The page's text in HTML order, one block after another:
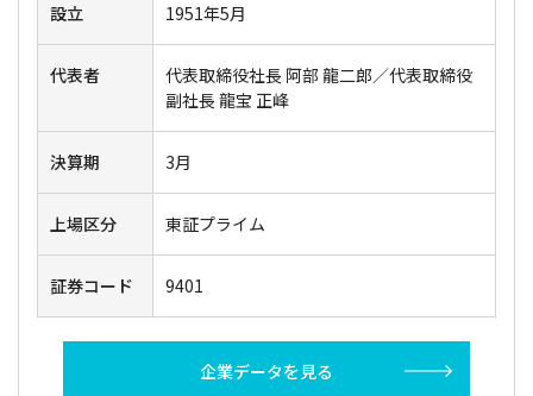
設立 1951年5月
代表者
代表取締役社長 阿部 龍二郎／代表取締役
副社長 龍宝 正峰
決算期 3月
上場区分 東証プライム
証券コード 9401
企業データを見る